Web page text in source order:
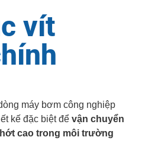
vít
máy bơm công nghiệp
kế đặc biệt để vận chuyển
cao trong môi trường